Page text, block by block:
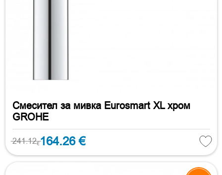
Смесител за мивка Eurosmart XL хром
GROHE
241.12€164.26 €